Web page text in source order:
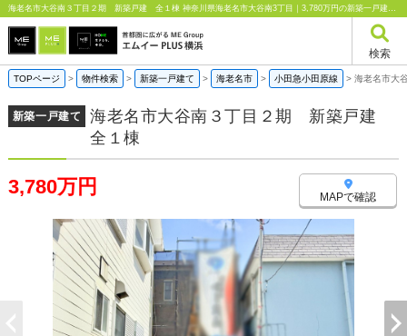
海老名市大谷南３丁目２期 新築戸建 全１棟 神奈川県海老名市大谷南3丁目｜3,780万円の新築一戸建て｜エムイーPLUS横浜
検索
TOPページ > 物件検索 > 新築一戸建て > 海老名市 > 小田急小田原線 > 海老名市大
新築一戸建て
海老名市大谷南３丁目２期 新築戸建
全１棟
3,780万円 MAPで確認